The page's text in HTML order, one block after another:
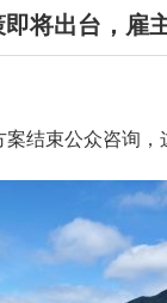
将出台，雇
结束公众咨询，